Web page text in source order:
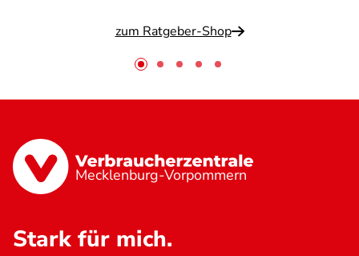
zum Ratgeber-Shop
Mecklenburg-Vorpommern
Stark für mich.